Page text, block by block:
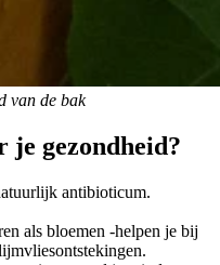
van de bak
je gezondheid?
antibioticum.
als bloemen -helpen je bij